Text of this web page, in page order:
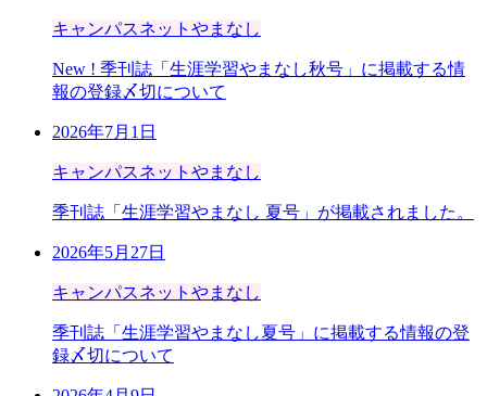
キャンパスネットやまなし
New ! 季刊誌「生涯学習やまなし秋号」に掲載する情
報の登録〆切について
2026年7月1日
キャンパスネットやまなし
季刊誌「生涯学習やまなし 夏号」が掲載されました。
2026年5月27日
キャンパスネットやまなし
季刊誌「生涯学習やまなし夏号」に掲載する情報の登
録〆切について